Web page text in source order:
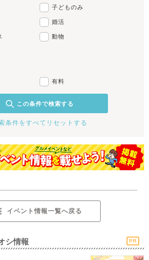
子どものみ
婚活
動物
有料
この条件で検索する
条件をすべてリセットする
イベント情報一覧へ戻る
シ情報 PR